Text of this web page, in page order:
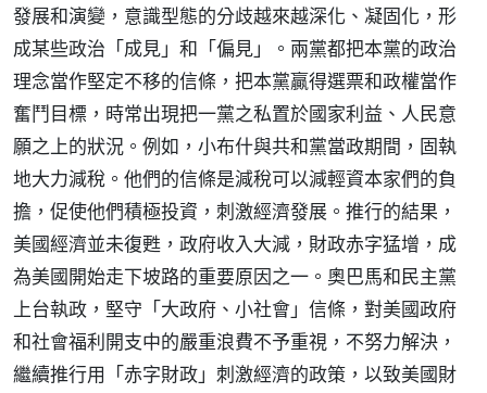
發展和演變，意識型態的分歧越來越深化、凝固化，形
成某些政治「成見」和「偏見」。兩黨都把本黨的政治
理念當作堅定不移的信條，把本黨贏得選票和政權當作
奮鬥目標，時常出現把一黨之私置於國家利益、人民意
願之上的狀況。例如，小布什與共和黨當政期間，固執
地大力減稅。他們的信條是減稅可以減輕資本家們的負
擔，促使他們積極投資，刺激經濟發展。推行的結果，
美國經濟並未復甦，政府收入大減，財政赤字猛增，成
為美國開始走下坡路的重要原因之一。奧巴馬和民主黨
上台執政，堅守「大政府、小社會」信條，對美國政府
和社會福利開支中的嚴重浪費不予重視，不努力解決，
繼續推行用「赤字財政」刺激經濟的政策，以致美國財